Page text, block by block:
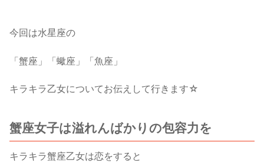
今回は水星座の
「蟹座」「蠍座」「魚座」
キラキラ乙女についてお伝えして行きます☆
蟹座女子は溢れんばかりの包容力を
キラキラ蟹座乙女は恋をすると